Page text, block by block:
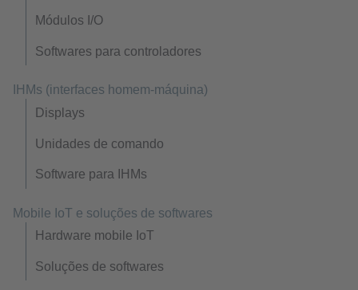
Módulos I/O
Softwares para controladores
IHMs (interfaces homem-máquina)
Displays
Unidades de comando
Software para IHMs
Mobile IoT e soluções de softwares
Hardware mobile IoT
Soluções de softwares